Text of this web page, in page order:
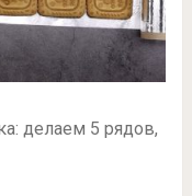
делаем 5 рядов,